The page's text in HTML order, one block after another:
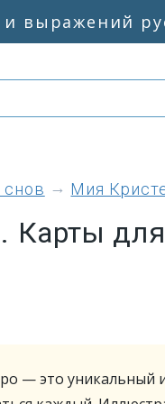
и выражений
снов Мия
Карты
— это уникальный